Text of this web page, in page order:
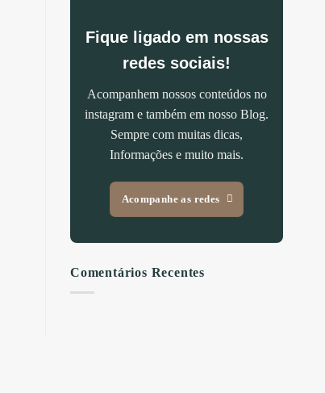
Fique ligado em nossas
redes sociais!
Acompanhem nossos conteúdos no
instagram e também em nosso Blog.
Sempre com muitas dicas,
Informações e muito mais.
Acompanhe as redes
Comentários Recentes